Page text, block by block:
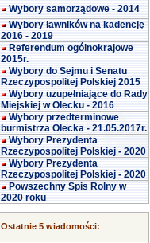
Wybory samorządowe - 2014
Wybory ławników na kadencję
2016 - 2019
Referendum ogólnokrajowe
2015r.
Wybory do Sejmu i Senatu
Rzeczypospolitej Polskiej 2015
Wybory uzupełniające do Rady
Miejskiej w Olecku - 2016
Wybory przedterminowe
burmistrza Olecka - 21.05.2017r.
Wybory Prezydenta
Rzeczypospolitej Polskiej - 2020
Wybory Prezydenta
Rzeczypospolitej Polskiej - 2020
Powszechny Spis Rolny w
2020 roku
Ostatnie 5 wiadomości: